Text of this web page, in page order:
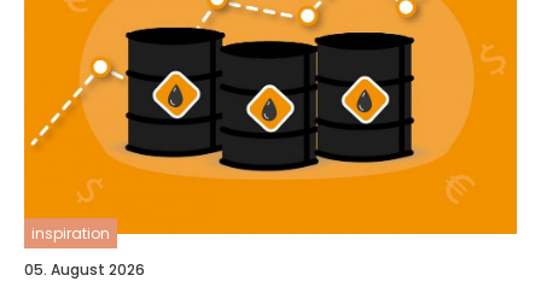
inspiration
05. August 2026